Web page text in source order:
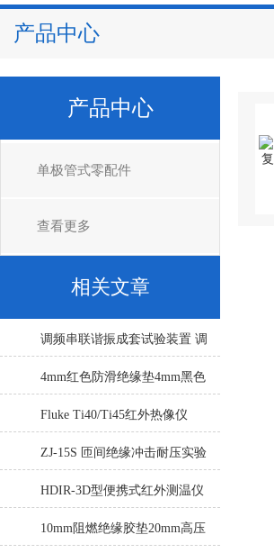
产品中心
产品中心
单极管式零配件
查看更多
相关文章
调频串联谐振成套试验装置 调
频串联谐振成套试验装置
4mm红色防滑绝缘垫4mm黑色
防滑绝缘垫5mm绿色平板绝缘
Fluke Ti40/Ti45红外热像仪
ZJ-15S 匝间绝缘冲击耐压实验
仪 匝间绝缘冲击耐压试验仪
HDIR-3D型便携式红外测温仪
10mm阻燃绝缘胶垫20mm高压